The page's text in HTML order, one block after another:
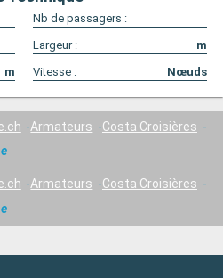
Nb de passagers :
Largeur :
m
m Vitesse : Nœuds
Armateurs
Costa Croisières
Armateurs
Costa Croisières